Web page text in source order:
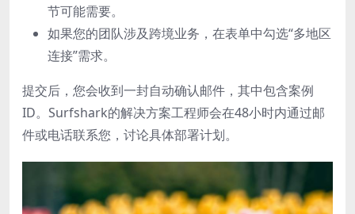
节可能需要。
如果您的团队涉及跨境业务，在表单中勾选“多地区
连接”需求。
提交后，您会收到一封自动确认邮件，其中包含案例
ID。Surfshark的解决方案工程师会在48小时内通过邮
件或电话联系您，讨论具体部署计划。